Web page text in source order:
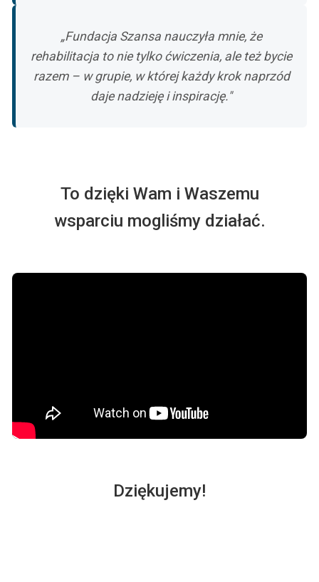
„Fundacja Szansa nauczyła mnie, że
rehabilitacja to nie tylko ćwiczenia, ale też bycie
razem – w grupie, w której każdy krok naprzód
daje nadzieję i inspirację."
To dzięki Wam i Waszemu
wsparciu mogliśmy działać.
Dziękujemy!